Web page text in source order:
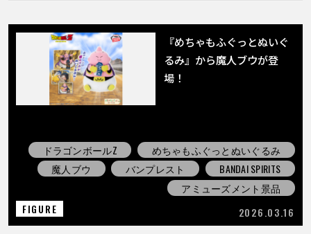
『めちゃもふぐっとぬいぐ
るみ』から魔人ブウが登
場！
ドラゴンボールZ
めちゃもふぐっとぬいぐるみ
魔人ブウ
バンプレスト
BANDAI SPIRITS
アミューズメント景品
FIGURE
2026.03.16